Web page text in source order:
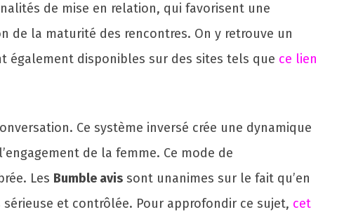
de mise en relation, qui favorisent une
de la maturité des rencontres. On y retrouve un
également disponibles sur des sites tels que ce lien
Ce système inversé crée une dynamique
de la femme. Ce mode de
Les Bumble avis sont unanimes sur le fait qu’en
et contrôlée. Pour approfondir ce sujet, cet